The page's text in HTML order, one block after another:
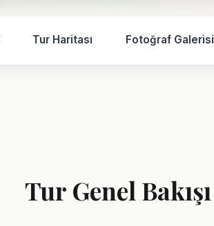
Tur Haritası Fotoğraf Galerisi
Tur Genel Bakışı